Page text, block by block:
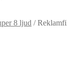
8 ljud /